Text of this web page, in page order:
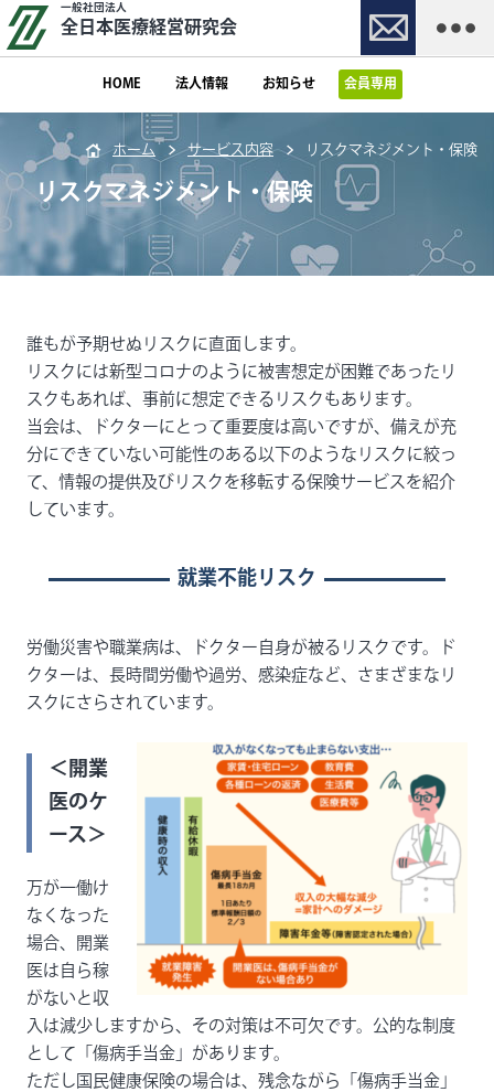
一般社団法人
全日本医療経営研究会
HOME 法人情報 お知らせ 会員専用
リスクマネジメント・保険
ホーム サービス内容 リスクマネジメント・保険
誰もが予期せぬリスクに直面します。
リスクには新型コロナのように被害想定が困難であったリ
スクもあれば、事前に想定できるリスクもあります。
当会は、ドクターにとって重要度は高いですが、備えが充
分にできていない可能性のある以下のようなリスクに絞っ
て、情報の提供及びリスクを移転する保険サービスを紹介
しています。
就業不能リスク
労働災害や職業病は、ドクター自身が被るリスクです。ド
クターは、長時間労働や過労、感染症など、さまざまなリ
スクにさらされています。
＜開業
医のケ
ース＞
万が一働け
なくなった
場合、開業
医は自ら稼
がないと収
入は減少しますから、その対策は不可欠です。公的な制度
として「傷病手当金」があります。
ただし国民健康保険の場合は、残念ながら「傷病手当金」